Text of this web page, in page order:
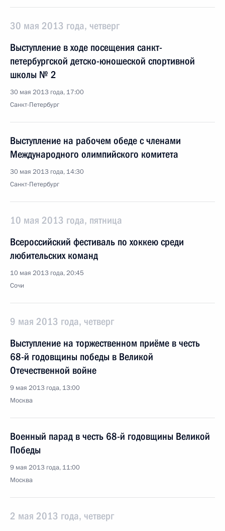
30 мая 2013 года, четверг
Выступление в ходе посещения санкт-
петербургской детско-юношеской спортивной
школы № 2
30 мая 2013 года, 17:00
Санкт-Петербург
Выступление на рабочем обеде с членами
Международного олимпийского комитета
30 мая 2013 года, 14:30
Санкт-Петербург
10 мая 2013 года, пятница
Всероссийский фестиваль по хоккею среди
любительских команд
10 мая 2013 года, 20:45
Сочи
9 мая 2013 года, четверг
Выступление на торжественном приёме в честь
68-й годовщины победы в Великой
Отечественной войне
9 мая 2013 года, 13:00
Москва
Военный парад в честь 68-й годовщины Великой
Победы
9 мая 2013 года, 11:00
Москва
2 мая 2013 года, четверг